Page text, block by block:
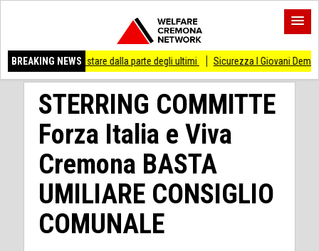
BREAKING NEWS
di stare dalla parte degli ultimi Sicurezza I Giovani Democratici ribattono
STERRING COMMITTE
Forza Italia e Viva
Cremona BASTA
UMILIARE CONSIGLIO
COMUNALE